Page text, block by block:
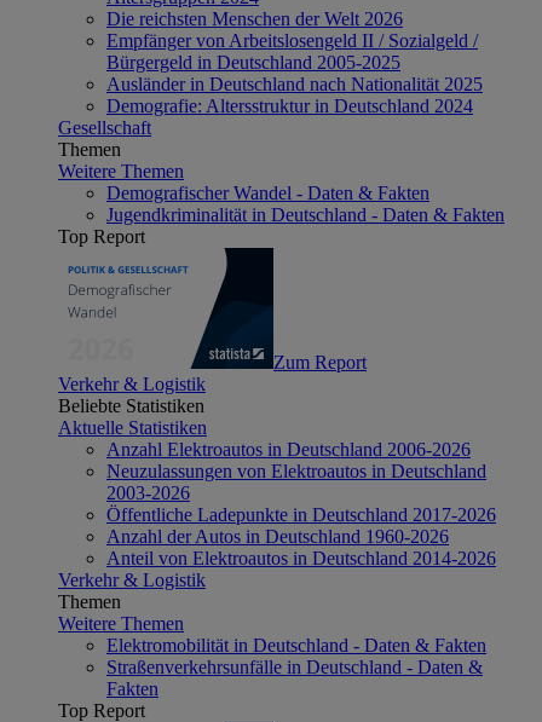
Die reichsten Menschen der Welt 2026
Empfänger von Arbeitslosengeld II / Sozialgeld /
Bürgergeld in Deutschland 2005-2025
Ausländer in Deutschland nach Nationalität 2025
Demografie: Altersstruktur in Deutschland 2024
Gesellschaft
Themen
Weitere Themen
Demografischer Wandel - Daten & Fakten
Jugendkriminalität in Deutschland - Daten & Fakten
Top Report
Zum Report
Verkehr & Logistik
Beliebte Statistiken
Aktuelle Statistiken
Anzahl Elektroautos in Deutschland 2006-2026
Neuzulassungen von Elektroautos in Deutschland
2003-2026
Öffentliche Ladepunkte in Deutschland 2017-2026
Anzahl der Autos in Deutschland 1960-2026
Anteil von Elektroautos in Deutschland 2014-2026
Verkehr & Logistik
Themen
Weitere Themen
Elektromobilität in Deutschland - Daten & Fakten
Straßenverkehrsunfälle in Deutschland - Daten &
Fakten
Top Report